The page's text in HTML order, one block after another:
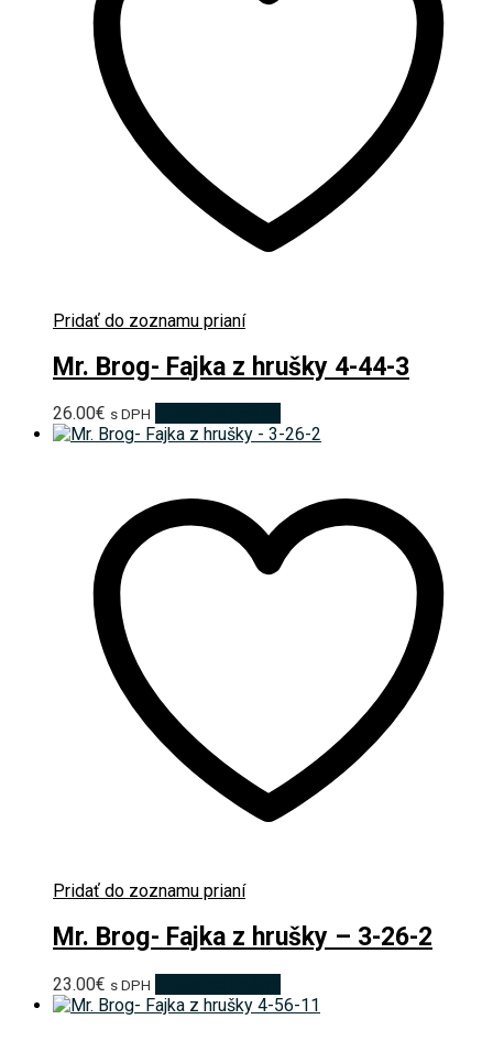
Pridať do zoznamu prianí
Mr. Brog- Fajka z hrušky 4-44-3
26.00€ s DPH
Pridať do zoznamu prianí
Mr. Brog- Fajka z hrušky – 3-26-2
23.00€ s DPH